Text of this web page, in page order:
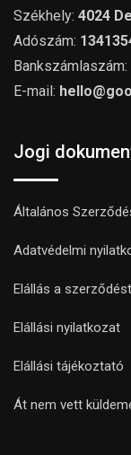
Székhely: 4024
Adószám:
Bankszámlaszám:
E-mail:
Jogi
Általános
Adatvédelmi
Elállás a
Elállási nyilatkozat
Elállási tájékoztató
Át nem vett